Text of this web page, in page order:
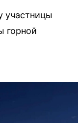
участницы
горной